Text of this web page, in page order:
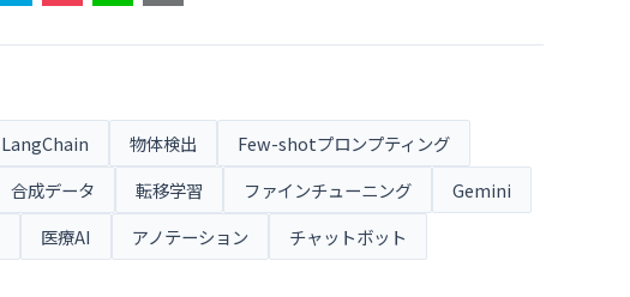
LangChain 物体検出
Few-shotプロンプティング
合成データ 転移学習 ファインチューニング
Gemini
医療AI アノテーション
チャットボット